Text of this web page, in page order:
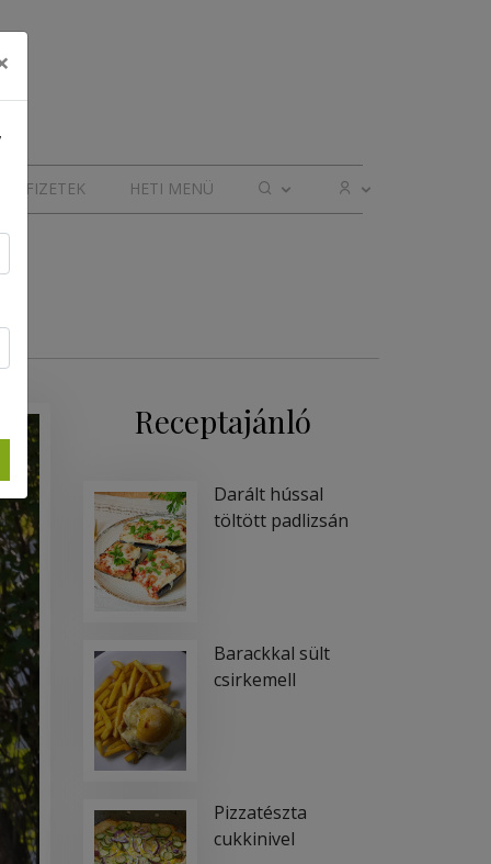
HETI MENÜ
Receptajánló
Darált hússal
töltött padlizsán
Barackkal sült
csirkemell
Pizzatészta
cukkinivel